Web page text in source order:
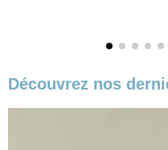
Découvrez nos